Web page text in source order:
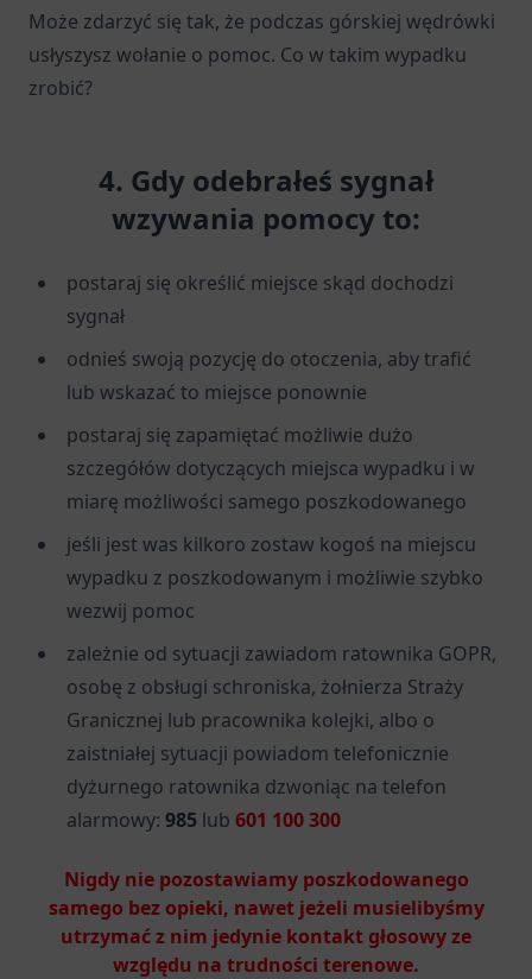
Może zdarzyć się tak, że podczas górskiej wędrówki
usłyszysz wołanie o pomoc. Co w takim wypadku
zrobić?
4. Gdy odebrałeś sygnał
wzywania pomocy to:
postaraj się określić miejsce skąd dochodzi
sygnał
odnieś swoją pozycję do otoczenia, aby trafić
lub wskazać to miejsce ponownie
postaraj się zapamiętać możliwie dużo
szczegółów dotyczących miejsca wypadku i w
miarę możliwości samego poszkodowanego
jeśli jest was kilkoro zostaw kogoś na miejscu
wypadku z poszkodowanym i możliwie szybko
wezwij pomoc
zależnie od sytuacji zawiadom ratownika GOPR,
osobę z obsługi schroniska, żołnierza Straży
Granicznej lub pracownika kolejki, albo o
zaistniałej sytuacji powiadom telefonicznie
dyżurnego ratownika dzwoniąc na telefon
alarmowy: 985 lub 601 100 300
Nigdy nie pozostawiamy poszkodowanego
samego bez opieki, nawet jeżeli musielibyśmy
utrzymać z nim jedynie kontakt głosowy ze
względu na trudności terenowe.